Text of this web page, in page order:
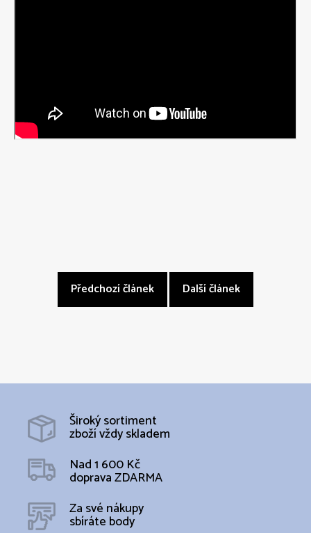
Předchozí článek Další článek
Široký sortiment
zboží vždy skladem
Nad 1 600 Kč
doprava ZDARMA
Za své nákupy
sbíráte body